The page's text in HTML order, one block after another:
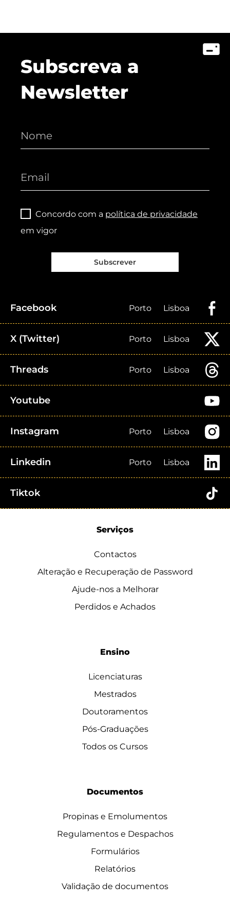
Subscreva a
Newsletter
Concordo com a política de privacidade
em vigor
Subscrever
Facebook Porto Lisboa
X (Twitter) Porto Lisboa
Threads Porto Lisboa
Youtube
Instagram Porto Lisboa
Linkedin Porto Lisboa
Tiktok
Serviços
Contactos
Alteração e Recuperação de Password
Ajude-nos a Melhorar
Perdidos e Achados
Ensino
Licenciaturas
Mestrados
Doutoramentos
Pós-Graduações
Todos os Cursos
Documentos
Propinas e Emolumentos
Regulamentos e Despachos
Formulários
Relatórios
Validação de documentos